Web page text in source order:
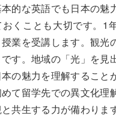
的な英語でも日本の魅
おくことも大切です。1
業を受講します。観光
す。地域の「光」を見
の魅力を理解すること
て留学先での異文化理
共生する力が備わりま